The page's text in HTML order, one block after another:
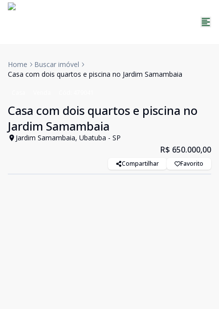
Home
Buscar imóvel
Casa com dois quartos e piscina no Jardim Samambaia
Casa com dois quartos e piscina no
Jardim Samambaia
Jardim Samambaia, Ubatuba - SP
R$ 650.000,00
Compartilhar Favorito